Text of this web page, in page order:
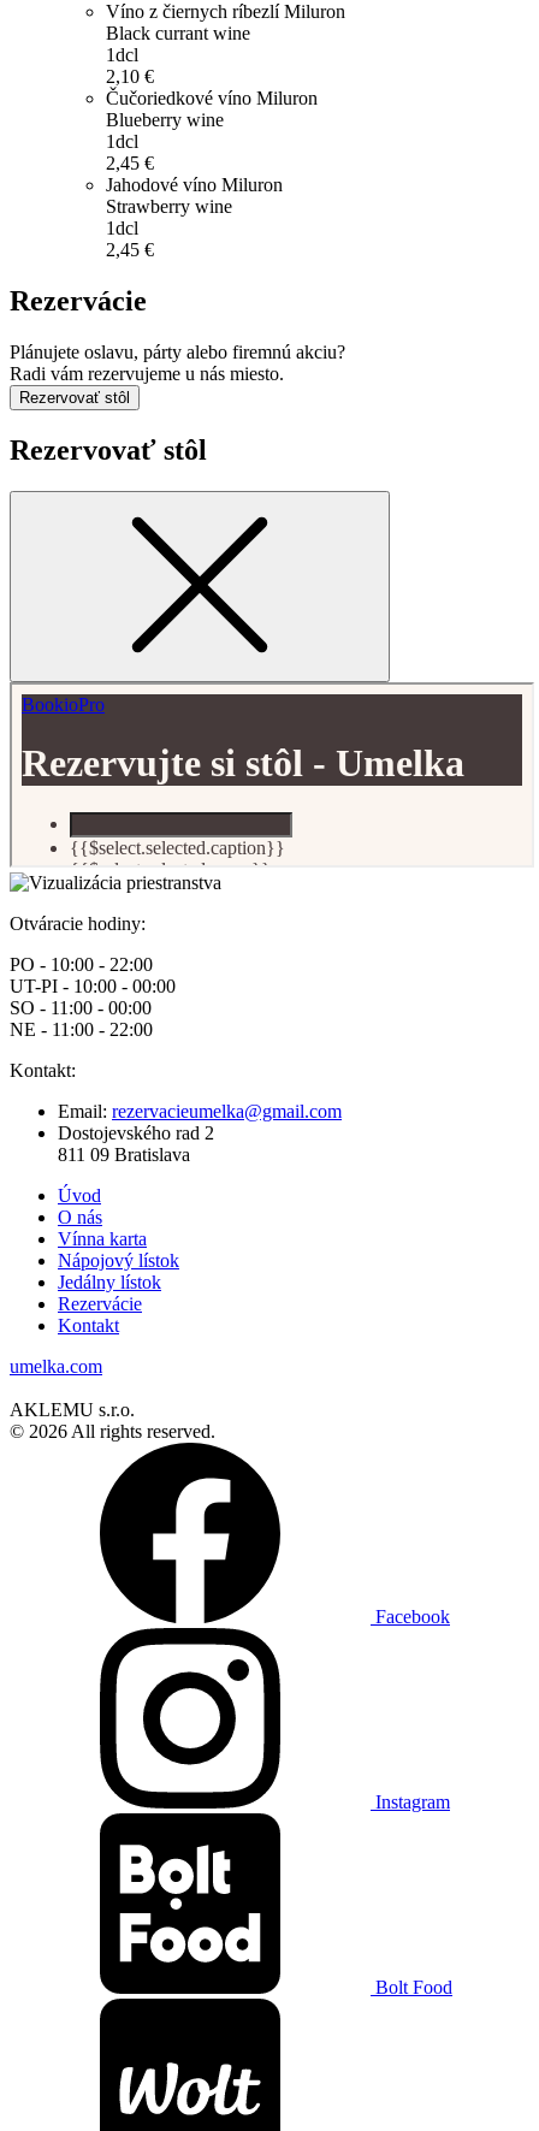
Víno z čiernych ríbezlí Miluron
Black currant wine
1dcl
2,10 €
Čučoriedkové víno Miluron
Blueberry wine
1dcl
2,45 €
Jahodové víno Miluron
Strawberry wine
1dcl
2,45 €
Rezervácie
Plánujete oslavu, párty alebo firemnú akciu?
Radi vám rezervujeme u nás miesto.
Rezervovať stôl
Rezervovať stôl
Otváracie hodiny:
PO - 10:00 - 22:00
UT-PI - 10:00 - 00:00
SO - 11:00 - 00:00
NE - 11:00 - 22:00
Kontakt:
Email: rezervacieumelka@gmail.com
Dostojevského rad 2
811 09 Bratislava
Úvod
O nás
Vínna karta
Nápojový lístok
Jedálny lístok
Rezervácie
Kontakt
umelka.com
AKLEMU s.r.o.
© 2026 All rights reserved.
Facebook
Instagram
Bolt Food